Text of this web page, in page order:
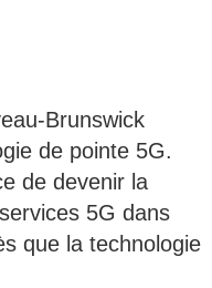
Brunswick
de pointe 5G.
de devenir la
5G dans
que la technologie